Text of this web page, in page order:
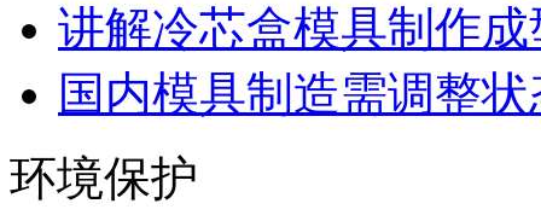
讲解冷芯盒模具制作
国内模具制造需调整
环境保护